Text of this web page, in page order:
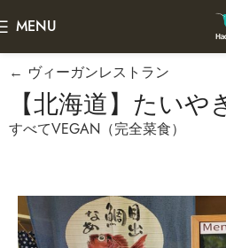
MENU
← ヴィーガンレストラン
【北海道】たいや
すべてVEGAN（完全菜食）